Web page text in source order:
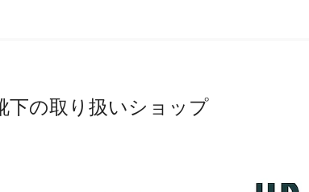
下の取り扱いショップ